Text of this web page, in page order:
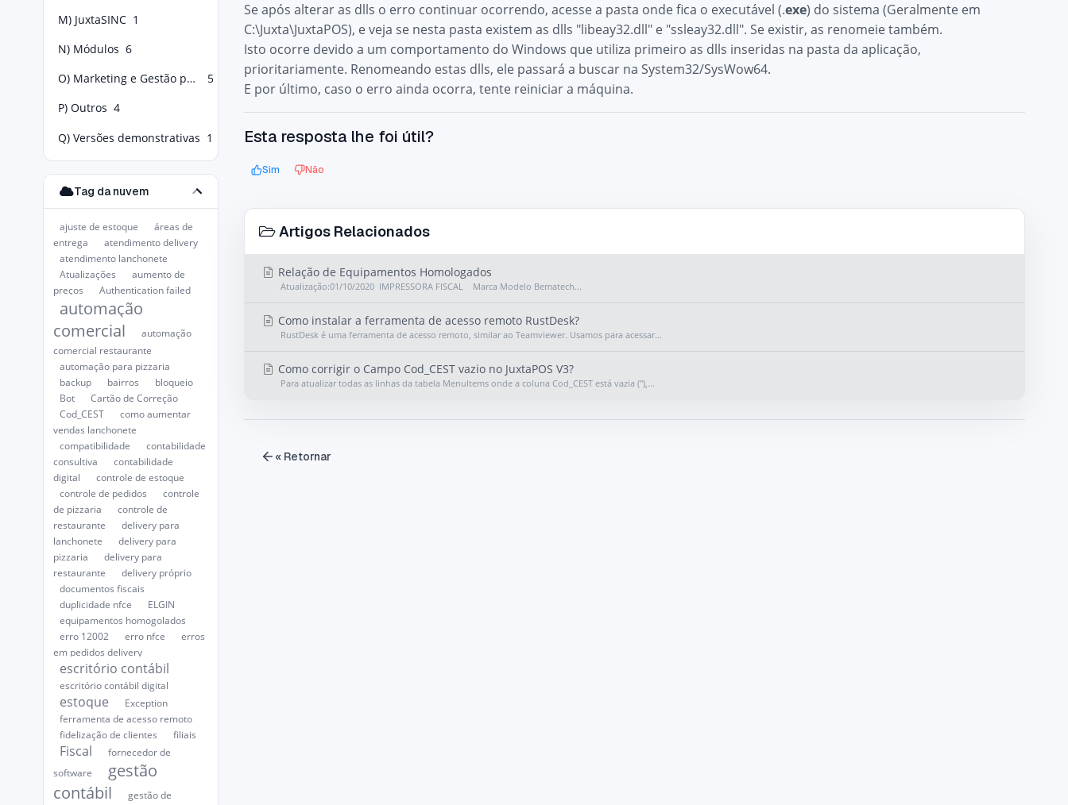
M) JuxtaSINC 1
N) Módulos 6
O) Marketing e Gestão para Food Service
5
P) Outros 4
Q) Versões demonstrativas 1
Tag da nuvem
ajuste de estoque
áreas de
entrega
atendimento delivery
atendimento lanchonete
Atualizações
aumento de
preços
Authentication failed
automação
comercial
automação
comercial restaurante
automação para pizzaria
backup
bairros
bloqueio
Bot
Cartão de Correção
Cod_CEST
como aumentar
vendas lanchonete
compatibilidade
contabilidade
consultiva
contabilidade
digital
controle de estoque
controle de pedidos
controle
de pizzaria
controle de
restaurante
delivery para
lanchonete
delivery para
pizzaria
delivery para
restaurante
delivery próprio
documentos fiscais
duplicidade nfce
ELGIN
equipamentos homogolados
erro 12002
erro nfce
erros
em pedidos delivery
escritório contábil
escritório contábil digital
estoque
Exception
ferramenta de acesso remoto
fidelização de clientes
filiais
Fiscal
fornecedor de
software
gestão
contábil
gestão de
Se após alterar as dlls o erro continuar ocorrendo, acesse a pasta onde fica o executável (.exe) do sistema (Geralmente em
C:\Juxta\JuxtaPOS), e veja se nesta pasta existem as dlls "libeay32.dll" e "ssleay32.dll". Se existir, as renomeie também.
Isto ocorre devido a um comportamento do Windows que utiliza primeiro as dlls inseridas na pasta da aplicação,
prioritariamente. Renomeando estas dlls, ele passará a buscar na System32/SysWow64.
E por último, caso o erro ainda ocorra, tente reiniciar a máquina.
Esta resposta lhe foi útil?
Sim Não
Artigos Relacionados
Relação de Equipamentos Homologados
Atualização:01/10/2020 IMPRESSORA FISCAL Marca Modelo Bematech...
Como instalar a ferramenta de acesso remoto RustDesk?
RustDesk é uma ferramenta de acesso remoto, similar ao Teamviewer. Usamos para acessar...
Como corrigir o Campo Cod_CEST vazio no JuxtaPOS V3?
Para atualizar todas as linhas da tabela MenuItems onde a coluna Cod_CEST está vazia (''),...
« Retornar